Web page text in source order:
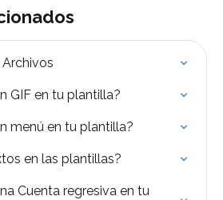
GIF en tu plantilla?
menú en tu plantilla?
en las plantillas?
Cuenta regresiva en tu